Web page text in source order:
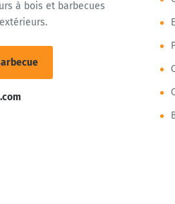
à bois et barbecues